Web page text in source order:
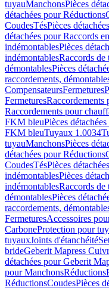
tuyauManchonsPièces
détachées pour Réductions
CoudesTésPièces
détachées pour Raccords
indémontablesPièces
indémontablesRaccords de
démontablesPièces
raccordements,
CompensateursFermetures
FermeturesRaccordements
Raccordements pour
FKM bleuPièces
FKM bleuTuyaux 1.0034
tuyauManchonsPièces
détachées pour Réductions
CoudesTésPièces
indémontablesPièces
indémontablesRaccords de
démontablesPièces
raccordements,
FermeturesAccessoires
CarboneProtection pour
tuyauxJoints d'étanchéité
brideGeberit Mapress
détachées pour Geberit
pour ManchonsRéductions
RéductionsCoudesPièces